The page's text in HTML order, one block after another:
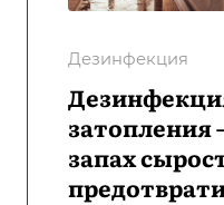
Дезинфекция
затопления
запах